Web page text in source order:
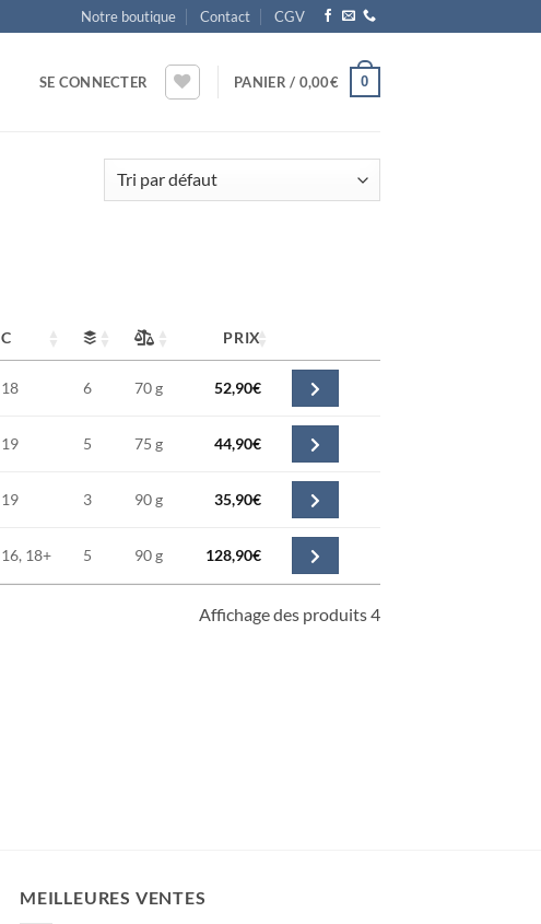
Notre boutique Contact CGV
SE CONNECTER PANIER / 0,00€ 0
C PRIX
18 6 70 g 52,90€
19 5 75 g 44,90€
19 3 90 g 35,90€
16, 18+ 5 90 g 128,90€
Affichage des produits 4
MEILLEURES VENTES